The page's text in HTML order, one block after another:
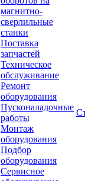
магнитно-
сверлильные
станки
Поставка
запчастей
Техническое
обслуживание
Ремонт
оборудования
Пусконаладочные
работы
Монтаж
оборудования
Подбор
оборудования
Сервисное